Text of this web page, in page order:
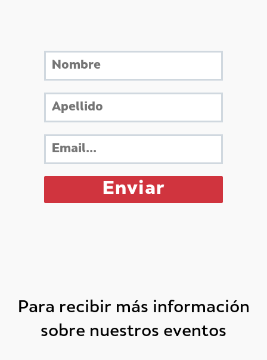
Para recibir más información
sobre nuestros eventos